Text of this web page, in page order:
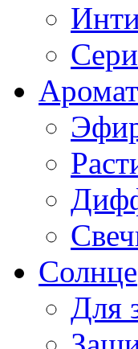
Солнце
Для